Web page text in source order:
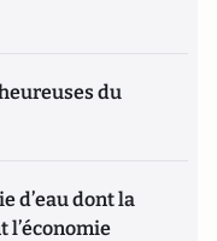
du
d’eau dont la